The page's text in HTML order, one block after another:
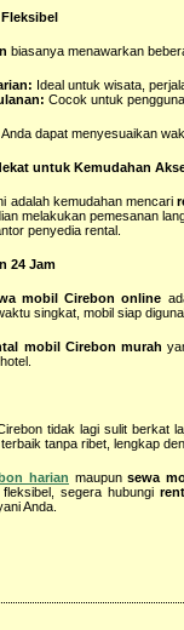
biasanya menawarkan
Ideal untuk wisata,
Cocok untuk
dapat menyesuaikan
untuk Kemudahan
adalah kemudahan mencari
melakukan pemesanan
penyedia rental.
24 Jam
mobil Cirebon online
singkat, mobil siap
mobil Cirebon murah
tidak lagi sulit berkat
tanpa ribet, lengkap
harian maupunsewa
segera hubungi
Anda.